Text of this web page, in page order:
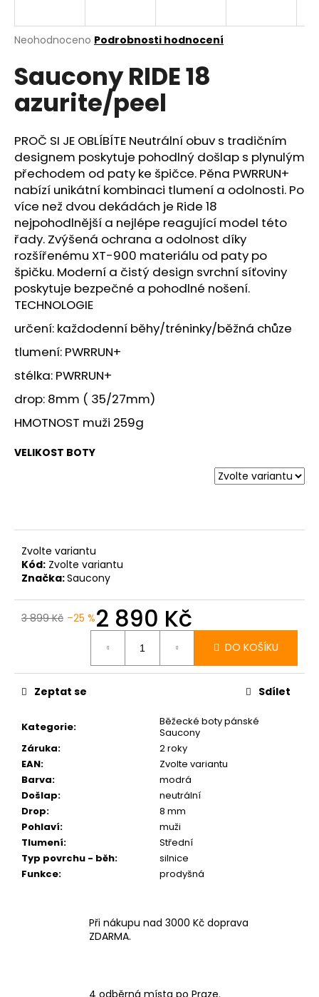
Průměrné
produktu
je
z
hvězdiček.
Neohodnoceno Podrobnosti hodnocení
Saucony RIDE 18
azurite/peel
PROČ SI JE OBLÍBÍTE Neutrální obuv s tradičním
designem poskytuje pohodlný došlap s plynulým
přechodem od paty ke špičce. Pěna PWRRUN+
nabízí unikátní kombinaci tlumení a odolnosti. Po
více než dvou dekádách je Ride 18
nejpohodlnější a nejlépe reagující model této
řady. Zvýšená ochrana a odolnost díky
rozšířenému XT-900 materiálu od paty po
špičku. Moderní a čistý design svrchní síťoviny
poskytuje bezpečné a pohodlné nošení.
TECHNOLOGIE
určení: každodenní běhy/tréninky/běžná chůze
tlumení: PWRRUN+
stélka: PWRRUN+
drop: 8mm ( 35/27mm)
HMOTNOST muži 259g
VELIKOST BOTY
Zvolte variantu
Kód: Zvolte variantu
Značka:Saucony
3 899 Kč –25 %2 890 Kč
DO KOŠÍKU
Kategorie:
Běžecké boty pánské
Saucony
Záruka:
2 roky
EAN:
Zvolte variantu
Barva:
modrá
Došlap:
neutrální
Drop:
8 mm
Pohlaví:
muži
Tlumení:
Střední
Typ povrchu - běh:
silnice
Funkce: prodyšná
Zeptat se Sdílet
Při nákupu nad 3000 Kč doprava
ZDARMA.
4 odběrná místa po Praze.
j
t
?
HLEDAT
D
o
p
o
r
u
č
u
j
e
m
e
CRAFT
4
399
Kč